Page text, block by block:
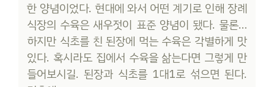
한 양념이었다. 현대에 와서 어떤 계기로 인해 장례
식장의 수육은 새우젓이 표준 양념이 됐다. 물론…
하지만 식초를 친 된장에 먹는 수육은 각별하게 맛
있다. 혹시라도 집에서 수육을 삶는다면 그렇게 만
들어보시길. 된장과 식초를 1대1로 섞으면 된다.